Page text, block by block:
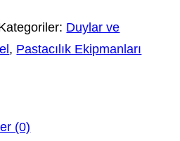
Duylar ve
, Pastacılık Ekipmanları
(0)